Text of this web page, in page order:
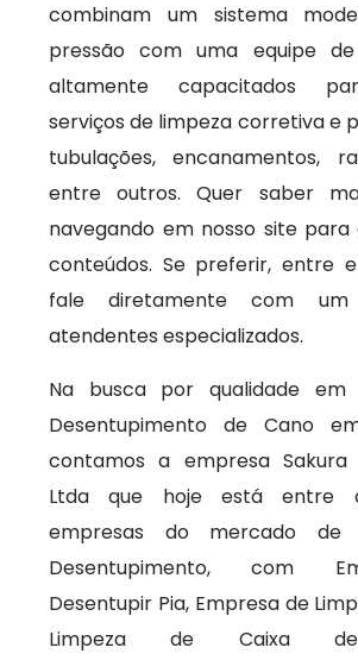
combinam um sistema
pressão com uma equipe de
altamente capacitados
serviços de limpeza corretiva e
tubulações, encanamentos,
entre outros. Quer saber
navegando em nosso site
conteúdos. Se preferir, entre
fale diretamente com
atendentes especializados.
Na busca por qualidade em
Desentupimento de Cano
contamos a empresa Sakura
Ltda que hoje está entre
empresas do mercado de
Desentupimento, com
Desentupir Pia, Empresa de
Limpeza de Caixa de